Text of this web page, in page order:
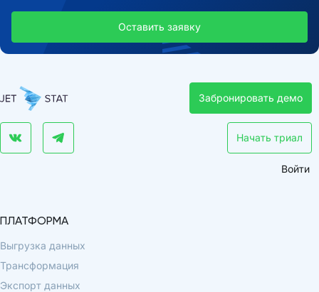
Оставить заявку
Забронировать демо
Начать триал
Войти
ПЛАТФОРМА
Выгрузка данных
Трансформация
Экспорт данных